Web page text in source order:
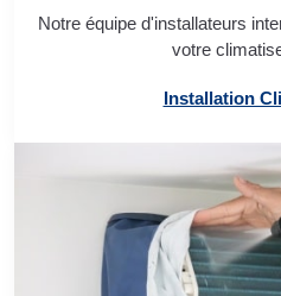
Notre équipe d'installateurs
votre
Installation